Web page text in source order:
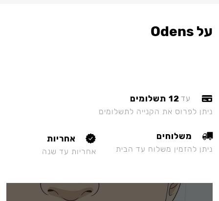
על Odens
עד 12 תשלומים
ניתן לפרוס את הקנייה לתשלומים
משלוחים
ניתן להזמין משלוח עד הבית
אחריות
אחריות עד שנה